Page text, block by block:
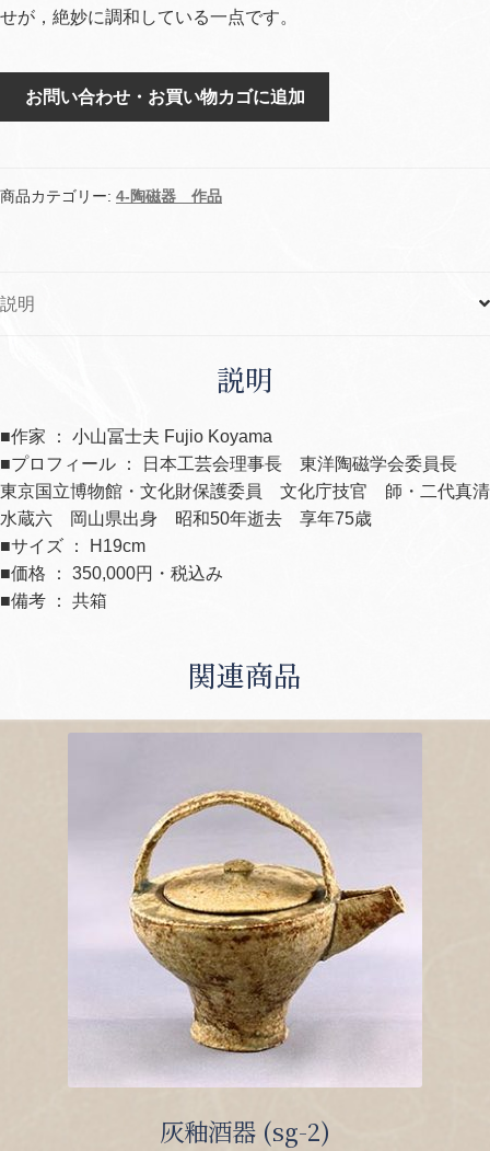
せが，絶妙に調和している一点です。
(kf-
お問い合わせ・お買い物カゴに追加
商品カテゴリー: 4-陶磁器 作品
説明
説明
■作家 ： 小山冨士夫 Fujio Koyama
■プロフィール ： 日本工芸会理事長 東洋陶磁学会委員長
東京国立博物館・文化財保護委員 文化庁技官 師・二代真清
水蔵六 岡山県出身 昭和50年逝去 享年75歳
■サイズ ： H19cm
■価格 ： 350,000円・税込み
■備考 ： 共箱
関連商品
灰釉酒器 (sg-2)